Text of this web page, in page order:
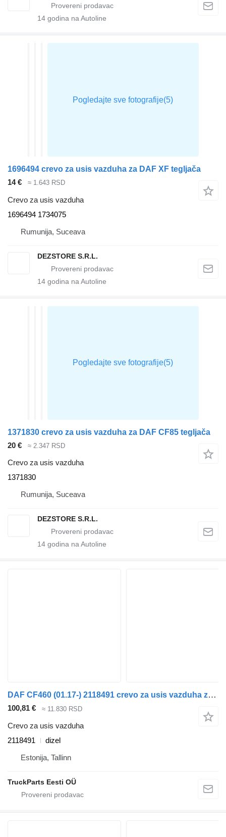
14 godina na Autoline
1696494 crevo za usis vazduha za DAF XF tegljača
14 €
≈ 1.643 RSD
Crevo za usis vazduha
1696494 1734075
Rumunija, Suceava
DEZSTORE S.R.L.
14 godina na Autoline
1371830 crevo za usis vazduha za DAF CF85 tegljača
20 €
≈ 2.347 RSD
Crevo za usis vazduha
1371830
Rumunija, Suceava
DEZSTORE S.R.L.
14 godina na Autoline
DAF CF460 (01.17-) 2118491 crevo za usis vazduha za DAF CF450, CF460 (2017-) tegljača
100,81 € ≈ 11.830 RSD
Crevo za usis vazduha
2118491
dizel
Estonija, Tallinn
TruckParts Eesti OÜ